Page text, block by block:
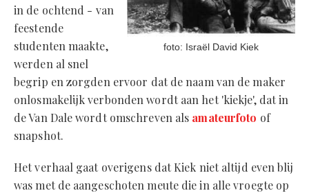
‍foto: Israël David Kiek
in de ochtend - van
feestende
studenten maakte,
werden al snel
begrip en zorgden ervoor dat de naam van de maker
onlosmakelijk verbonden wordt aan het 'kiekje', dat in
de Van Dale wordt omschreven als amateurfoto of
snapshot.
Het verhaal gaat overigens dat Kiek niet altijd even blij
was met de aangeschoten meute die in alle vroegte op